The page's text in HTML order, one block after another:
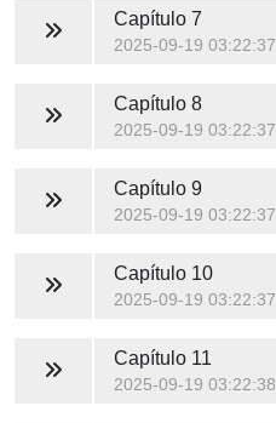
Capítulo 7
2025-09-19 03:22:37
Capítulo 8
2025-09-19 03:22:37
Capítulo 9
2025-09-19 03:22:37
Capítulo 10
2025-09-19 03:22:37
Capítulo 11
2025-09-19 03:22:38